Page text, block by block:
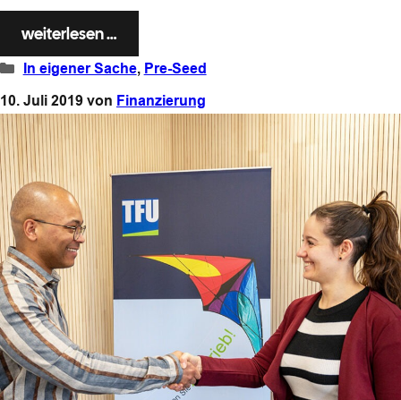
weiterlesen …
Kategorien
In eigener Sache, Pre-Seed
10. Juli 2019 von Finanzierung